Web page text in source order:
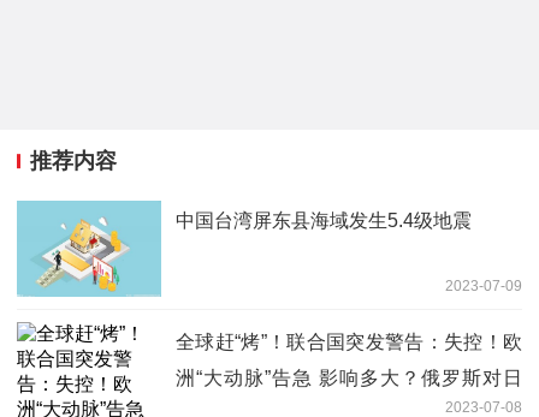
推荐内容
中国台湾屏东县海域发生5.4级地震
2023-07-09
全球赶“烤”！联合国突发警告：失控！欧
洲“大动脉”告急 影响多大？俄罗斯对日
2023-07-08